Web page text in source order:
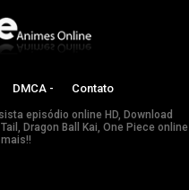
DMCA - Contato
episódio online HD, Download
Dragon Ball Kai, One Piece online